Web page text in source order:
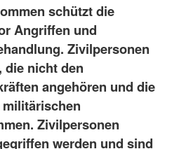
schützt die
Angriffen und
Zivilpersonen
die nicht den
angehören und die
Zivilpersonen
werden und sind